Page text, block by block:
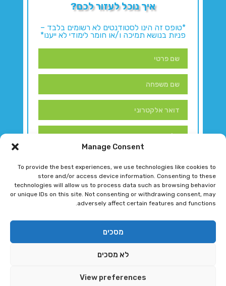
Manage Consent
To provide the best experiences, we use technologies like cookies to
store and/or access device information. Consenting to these
technologies will allow us to process data such as browsing behavior
or unique IDs on this site. Not consenting or withdrawing consent, may
adversely affect certain features and functions.
מסכים
לא מסכים
View preferences
איך נוכל לעזור לכם?
*טופס זה הינו לסטודנטים לא רשומים בלבד –
פניות בנושא תמיכה ו/או חומר לימודי לא ייענו*